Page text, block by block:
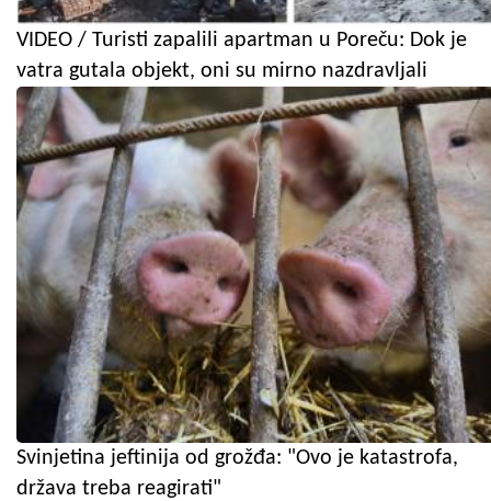
VIDEO / Turisti zapalili apartman u Poreču: Dok je
vatra gutala objekt, oni su mirno nazdravljali
Svinjetina jeftinija od grožđa: "Ovo je katastrofa,
država treba reagirati"